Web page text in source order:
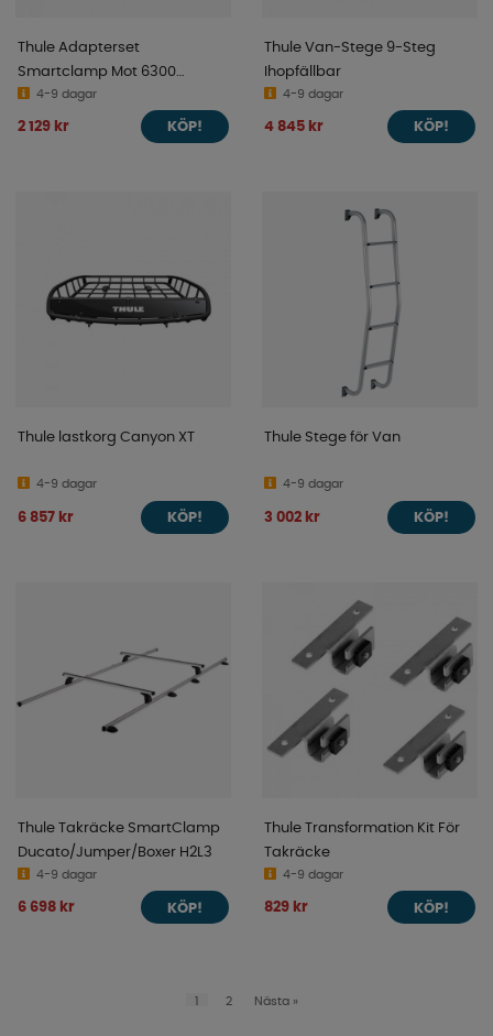
Thule Adapterset
Smartclamp Mot 6300
H2/L3+L4
4-9 dagar
2 129 kr KÖP!
Thule Van-Stege 9-Steg
Ihopfällbar
4-9 dagar
4 845 kr KÖP!
Thule lastkorg Canyon XT
4-9 dagar
6 857 kr KÖP!
Thule Stege för Van
4-9 dagar
3 002 kr KÖP!
Thule Takräcke SmartClamp
Ducato/Jumper/Boxer H2L3
4-9 dagar
6 698 kr KÖP!
Thule Transformation Kit För
Takräcke
4-9 dagar
829 kr KÖP!
1 2 Nästa »